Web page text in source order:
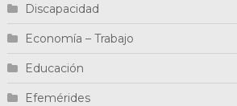
Discapacidad
Economía – Trabajo
Educación
Efemérides